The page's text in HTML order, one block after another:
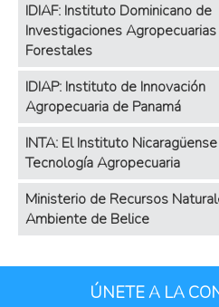
IDIAF: Instituto Dominicano de
Investigaciones
Forestales
IDIAP: Instituto de Innovación
Agropecuaria de Panamá
INTA: El Instituto
Tecnología Agropecuaria
Ministerio de Recursos
Ambiente de Belice
ÚNETE A LA